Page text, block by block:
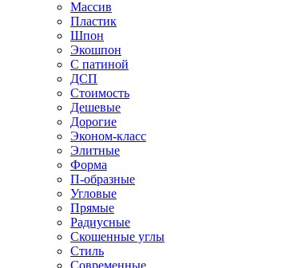
Массив
Пластик
Шпон
Экошпон
С патиной
ДСП
Стоимость
Дешевые
Дорогие
Эконом-класс
Элитные
Форма
П-образные
Угловые
Прямые
Радиусные
Скошенные углы
Стиль
Современные